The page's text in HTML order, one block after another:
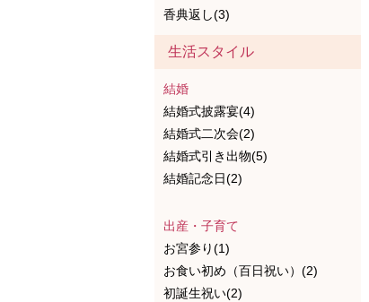
香典返し(3)
生活スタイル
結婚
結婚式披露宴(4)
結婚式二次会(2)
結婚式引き出物(5)
結婚記念日(2)
出産・子育て
お宮参り(1)
お食い初め（百日祝い）(2)
初誕生祝い(2)